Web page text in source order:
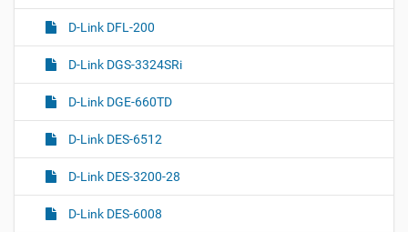
D-Link DFL-200
D-Link DGS-3324SRi
D-Link DGE-660TD
D-Link DES-6512
D-Link DES-3200-28
D-Link DES-6008